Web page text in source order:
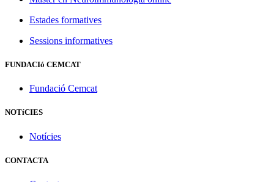
Estades formatives
Sessions informatives
FUNDACIó CEMCAT
Fundació Cemcat
NOTíCIES
Notícies
CONTACTA